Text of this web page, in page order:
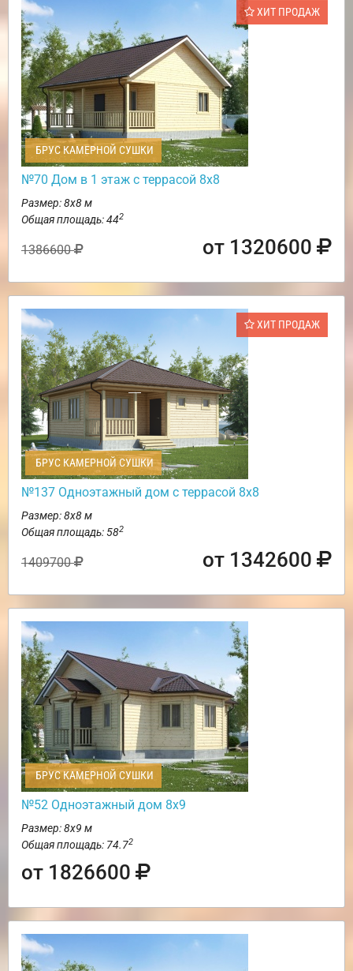
ХИТ ПРОДАЖ
БРУС КАМЕРНОЙ СУШКИ
№70 Дом в 1 этаж с террасой 8х8
Размер: 8х8 м
Общая площадь: 442
1386600 от 1320600
ХИТ ПРОДАЖ
БРУС КАМЕРНОЙ СУШКИ
№137 Одноэтажный дом с террасой 8х8
Размер: 8х8 м
Общая площадь: 582
1409700 от 1342600
БРУС КАМЕРНОЙ СУШКИ
№52 Одноэтажный дом 8х9
Размер: 8х9 м
Общая площадь: 74.72
от 1826600